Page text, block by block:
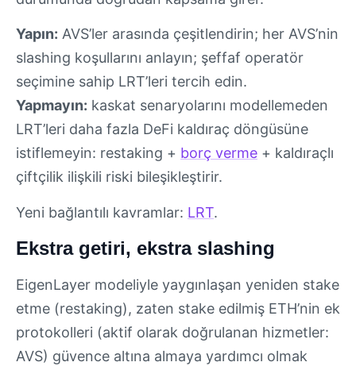
Yapın: AVS’ler arasında çeşitlendirin; her AVS’nin
slashing koşullarını anlayın; şeffaf operatör
seçimine sahip LRT’leri tercih edin.
Yapmayın: kaskat senaryolarını modellemeden
LRT’leri daha fazla DeFi kaldıraç döngüsüne
istiflemeyin: restaking + borç verme + kaldıraçlı
çiftçilik ilişkili riski bileşikleştirir.
Yeni bağlantılı kavramlar: LRT.
Ekstra getiri, ekstra slashing
EigenLayer modeliyle yaygınlaşan yeniden stake
etme (restaking), zaten stake edilmiş ETH’nin ek
protokolleri (aktif olarak doğrulanan hizmetler:
AVS) güvence altına almaya yardımcı olmak